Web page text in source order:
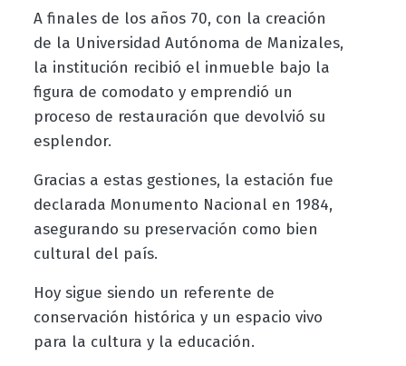
A finales de los años 70, con la creación
de la Universidad Autónoma de Manizales,
la institución recibió el inmueble bajo la
figura de comodato y emprendió un
proceso de restauración que devolvió su
esplendor.
Gracias a estas gestiones, la estación fue
declarada Monumento Nacional en 1984,
asegurando su preservación como bien
cultural del país.
Hoy sigue siendo un referente de
conservación histórica y un espacio vivo
para la cultura y la educación.